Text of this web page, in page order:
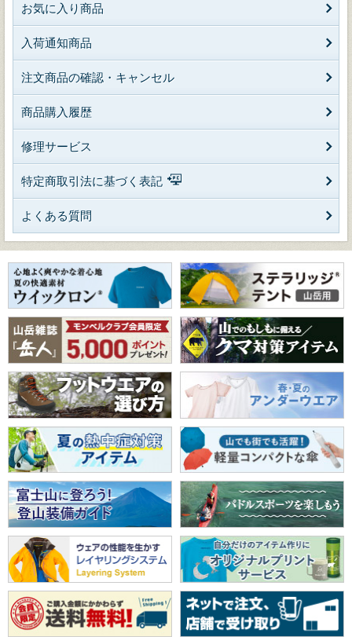
お気に入り商品
入荷通知商品
注文商品の確認・キャンセル
商品購入履歴
修理サービス
特定商取引法に基づく表記
よくある質問